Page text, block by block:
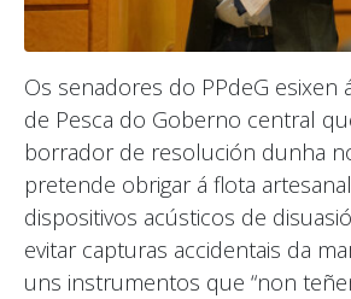
Os senadores do PPdeG esixen
de Pesca do Goberno central
borrador de resolución dunha
pretende obrigar á flota
dispositivos acústicos de
evitar capturas accidentais da
uns instrumentos que “non